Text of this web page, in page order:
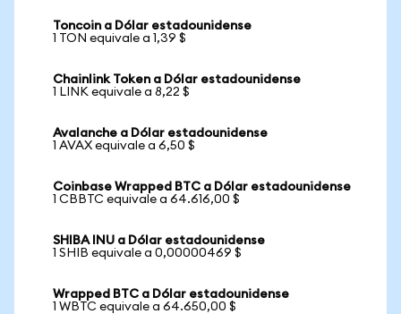
Toncoin a Dólar estadounidense
1 TON equivale a 1,39 $
Chainlink Token a Dólar estadounidense
1 LINK equivale a 8,22 $
Avalanche a Dólar estadounidense
1 AVAX equivale a 6,50 $
Coinbase Wrapped BTC a Dólar estadounidense
1 CBBTC equivale a 64.616,00 $
SHIBA INU a Dólar estadounidense
1 SHIB equivale a 0,00000469 $
Wrapped BTC a Dólar estadounidense
1 WBTC equivale a 64.650,00 $